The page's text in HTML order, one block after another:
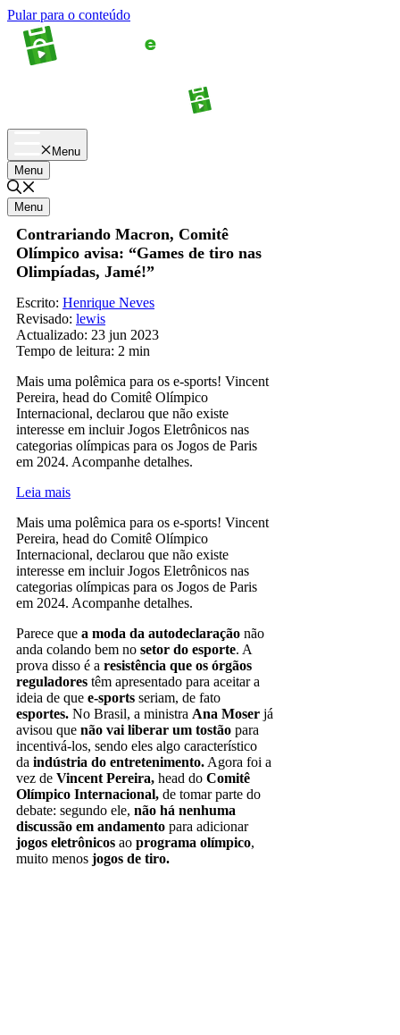
Pular para o conteúdo
Menu
Menu
Menu
Contrariando Macron, Comitê
Olímpico avisa: “Games de tiro nas
Olimpíadas, Jamé!”
Escrito: Henrique Neves
Revisado: lewis
Actualizado: 23 jun 2023
Tempo de leitura: 2 min
Mais uma polêmica para os e-sports! Vincent
Pereira, head do Comitê Olímpico
Internacional, declarou que não existe
interesse em incluir Jogos Eletrônicos nas
categorias olímpicas para os Jogos de Paris
em 2024. Acompanhe detalhes.
Leia mais
Mais uma polêmica para os e-sports! Vincent
Pereira, head do Comitê Olímpico
Internacional, declarou que não existe
interesse em incluir Jogos Eletrônicos nas
categorias olímpicas para os Jogos de Paris
em 2024. Acompanhe detalhes.
Parece que a moda da autodeclaração não
anda colando bem no setor do esporte. A
prova disso é a resistência que os órgãos
reguladores têm apresentado para aceitar a
ideia de que e-sports seriam, de fato
esportes. No Brasil, a ministra Ana Moser já
avisou que não vai liberar um tostão para
incentivá-los, sendo eles algo característico
da indústria do entretenimento. Agora foi a
vez de Vincent Pereira, head do Comitê
Olímpico Internacional, de tomar parte do
debate: segundo ele, não há nenhuma
discussão em andamento para adicionar
jogos eletrônicos ao programa olímpico,
muito menos jogos de tiro.